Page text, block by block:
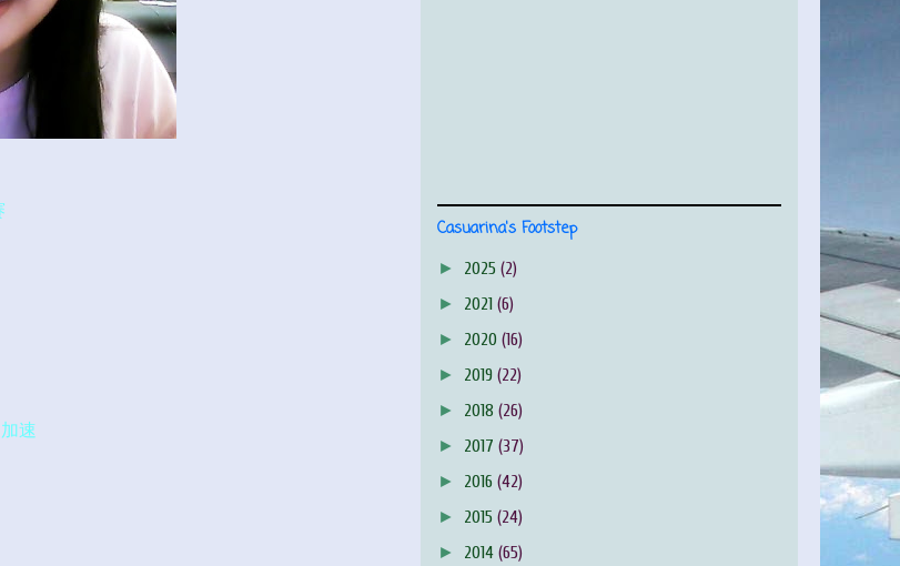
速
Casuarina's Footstep
► 2025 (2)
► 2021 (6)
► 2020 (16)
► 2019 (22)
► 2018 (26)
► 2017 (37)
► 2016 (42)
► 2015 (24)
► 2014 (65)